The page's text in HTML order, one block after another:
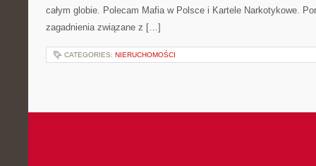
całym globie. Polecam Mafia w Polsce i Kartele Narkotykowe.
zagadnienia związane z […]
CATEGORIES: NIERUCHOMOŚCI